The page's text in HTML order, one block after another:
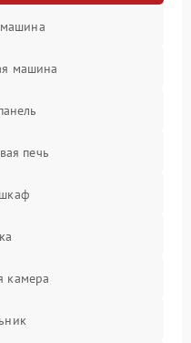
машина
печь
камера